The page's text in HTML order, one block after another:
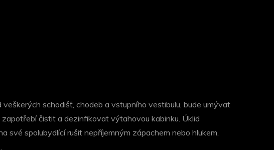
veškerých schodišť, chodeb a vstupního vestibulu, bude umývat
čistit a dezinfikovat výtahovou kabinku. Úklid
své spolubydlící rušit nepříjemným zápachem nebo hlukem,